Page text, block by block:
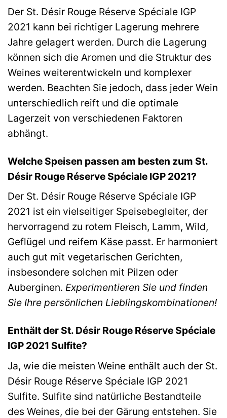
Der St. Désir Rouge Réserve Spéciale IGP
2021 kann bei richtiger Lagerung mehrere
Jahre gelagert werden. Durch die Lagerung
können sich die Aromen und die Struktur des
Weines weiterentwickeln und komplexer
werden. Beachten Sie jedoch, dass jeder Wein
unterschiedlich reift und die optimale
Lagerzeit von verschiedenen Faktoren
abhängt.
Welche Speisen passen am besten zum St.
Désir Rouge Réserve Spéciale IGP 2021?
Der St. Désir Rouge Réserve Spéciale IGP
2021 ist ein vielseitiger Speisebegleiter, der
hervorragend zu rotem Fleisch, Lamm, Wild,
Geflügel und reifem Käse passt. Er harmoniert
auch gut mit vegetarischen Gerichten,
insbesondere solchen mit Pilzen oder
Auberginen. Experimentieren Sie und finden
Sie Ihre persönlichen Lieblingskombinationen!
Enthält der St. Désir Rouge Réserve Spéciale
IGP 2021 Sulfite?
Ja, wie die meisten Weine enthält auch der St.
Désir Rouge Réserve Spéciale IGP 2021
Sulfite. Sulfite sind natürliche Bestandteile
des Weines, die bei der Gärung entstehen. Sie